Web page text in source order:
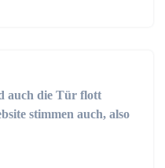
auch die Tür flott
stimmen auch, also